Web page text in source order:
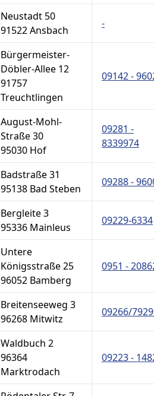
Neustadt 50
91522 Ansbach
-
Bürgermeister-
Döbler-Allee 12
91757
Treuchtlingen
09142 -
August-Mohl-
Straße 30
95030 Hof
09281 -
8339974
Badstraße 31
95138 Bad Steben
09288 -
Bergleite 3
95336 Mainleus
09229-6334
Untere
Königsstraße 25
96052 Bamberg
0951 -
Breitenseeweg 3
96268 Mitwitz
09266/
Waldbuch 2
96364
Marktrodach
09223 -